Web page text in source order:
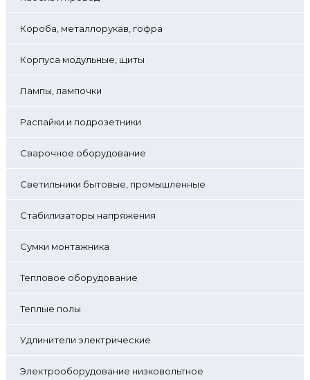
Короба, металлорукав, гофра
Корпуса модульные, щиты
Лампы, лампочки
Распайки и подрозетники
Сварочное оборудование
Светильники бытовые, промышленные
Стабилизаторы напряжения
Сумки монтажника
Тепловое оборудование
Теплые полы
Удлинители электрические
Электрооборудование низковольтное